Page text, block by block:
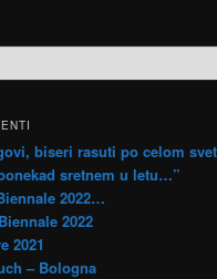
biseri rasuti po celom
sretnem u letu…”
2022…
2022
2021
– Bologna